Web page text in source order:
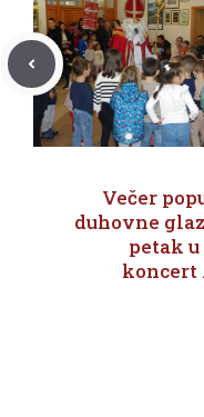
Večer
duhovne
petak
koncert